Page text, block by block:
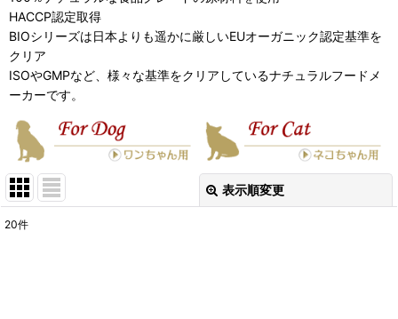
HACCP認定取得
BIOシリーズは日本よりも遥かに厳しいEUオーガニック認定基準を
クリア
ISOやGMPなど、様々な基準をクリアしているナチュラルフードメ
ーカーです。
表示順変更
20件